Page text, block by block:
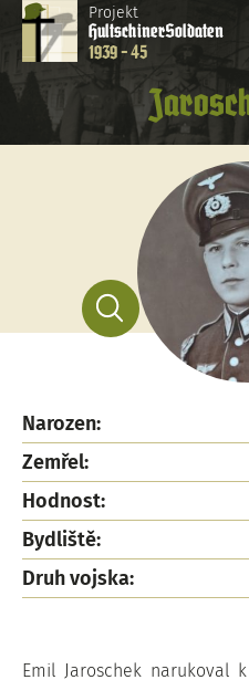
Projekt
HultschinerSoldaten
1939 - 45
Narozen:
Zemřel:
Hodnost:
Bydliště:
Druh vojska:
Emil Jaroschek narukoval k